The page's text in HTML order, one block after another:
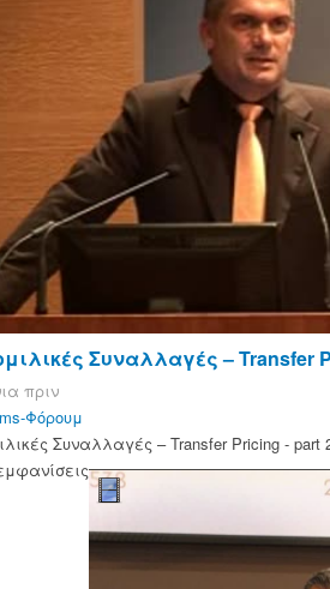
Συναλλαγές – Transfer
πριν
Φόρουμ
Συναλλαγές – Transfer Pricing - part